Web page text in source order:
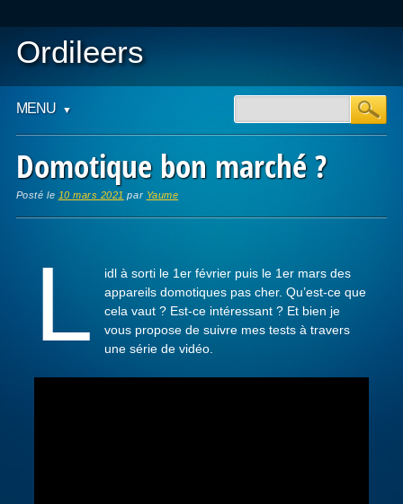
Ordileers
Main menu
content
MENU
Domotique bon marché ?
Posté le 10 mars 2021 par Yaume
L
idl à sorti le 1er février puis le 1er mars des
appareils domotiques pas cher. Qu’est-ce que
cela vaut ? Est-ce intéressant ? Et bien je
vous propose de suivre mes tests à travers
une série de vidéo.